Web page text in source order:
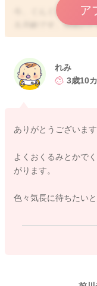
今、ぐんぐんと脳が
る月齢です。快眠の
ょう。
・視界に、おもちゃ
い
・寝る場所、寝るタ
まだ4カ月は、成長過
れは個人差で、どう
ち、よく分かります
ア
れみ
3歳10
ありがとうございます
よくおくるみとかで
がります。
色々気長に待ちたい